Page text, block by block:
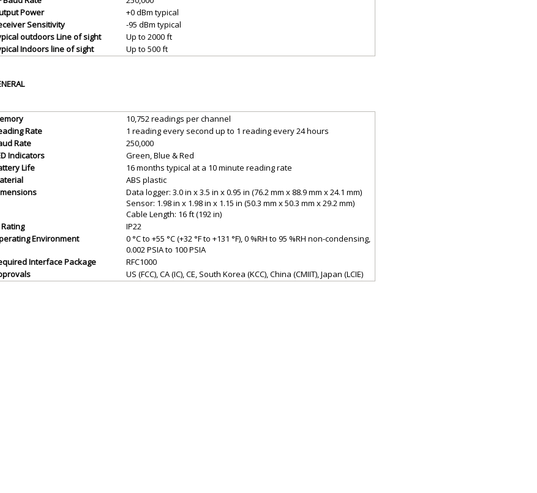
Power
+0 dBm typical
Sensitivity
-95 dBm typical
outdoors Line of sight
Up to 2000 ft
Indoors line of sight
Up to 500 ft
10,752 readings per channel
Rate
1 reading every second up to 1 reading every 24 hours
Rate
250,000
Indicators
Green, Blue & Red
Life
16 months typical at a 10 minute reading rate
ABS plastic
Data logger: 3.0 in x 3.5 in x 0.95 in (76.2 mm x 88.9 mm x 24.1 mm)
Sensor: 1.98 in x 1.98 in x 1.15 in (50.3 mm x 50.3 mm x 29.2 mm)
Cable Length: 16 ft (192 in)
Rating
IP22
Environment
0 °C to +55 °C (+32 °F to +131 °F), 0 %RH to 95 %RH non-condensing,
0.002 PSIA to 100 PSIA
Interface Package
RFC1000
US (FCC), CA (IC), CE, South Korea (KCC), China (CMIIT), Japan (LCIE)